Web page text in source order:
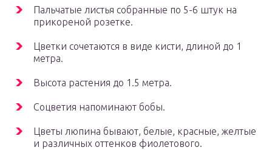
Пальчатые листья собранные по 5-6 штук на
прикореной розетке.
Цветки сочетаются в виде кисти, длиной до 1
метра.
Высота растения до 1.5 метра.
Соцветия напоминают бобы.
Цветы люпина бывают, белые, красные, желтые
и различных оттенков фиолетового.